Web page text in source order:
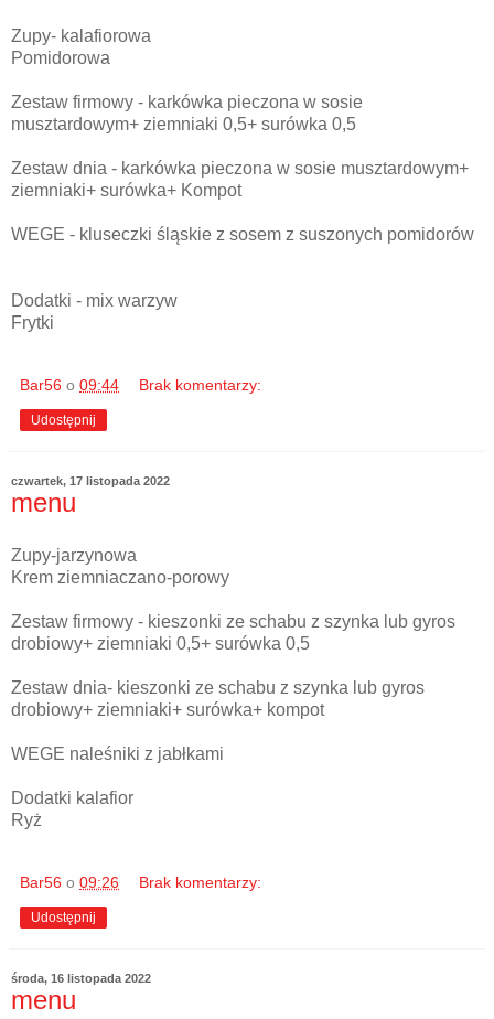
Zupy- kalafiorowa
Pomidorowa
Zestaw firmowy - karkówka pieczona w sosie
musztardowym+ ziemniaki 0,5+ surówka 0,5
Zestaw dnia - karkówka pieczona w sosie musztardowym+
ziemniaki+ surówka+ Kompot
WEGE - kluseczki śląskie z sosem z suszonych pomidorów
Dodatki - mix warzyw
Frytki
Bar56 o 09:44 Brak komentarzy:
Udostępnij
czwartek, 17 listopada 2022
menu
Zupy-jarzynowa
Krem ziemniaczano-porowy
Zestaw firmowy - kieszonki ze schabu z szynka lub gyros
drobiowy+ ziemniaki 0,5+ surówka 0,5
Zestaw dnia- kieszonki ze schabu z szynka lub gyros
drobiowy+ ziemniaki+ surówka+ kompot
WEGE naleśniki z jabłkami
Dodatki kalafior
Ryż
Bar56 o 09:26 Brak komentarzy:
Udostępnij
środa, 16 listopada 2022
menu